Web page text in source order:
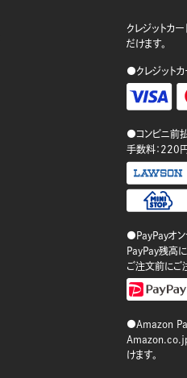
クレジットカ
だけます。
●クレジットカ
●コンビニ前
手数料：220
●PayPayオン
PayPay残高に
ご注文前にご
●Amazon
Amazon.co.jp
けます。